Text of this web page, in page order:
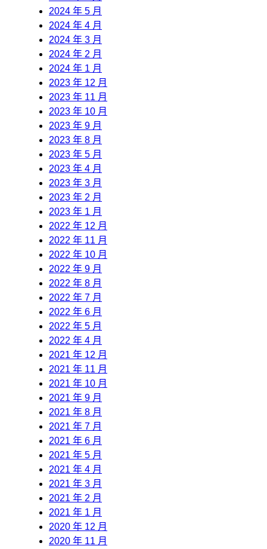
2024 年 5 月
2024 年 4 月
2024 年 3 月
2024 年 2 月
2024 年 1 月
2023 年 12 月
2023 年 11 月
2023 年 10 月
2023 年 9 月
2023 年 8 月
2023 年 5 月
2023 年 4 月
2023 年 3 月
2023 年 2 月
2023 年 1 月
2022 年 12 月
2022 年 11 月
2022 年 10 月
2022 年 9 月
2022 年 8 月
2022 年 7 月
2022 年 6 月
2022 年 5 月
2022 年 4 月
2021 年 12 月
2021 年 11 月
2021 年 10 月
2021 年 9 月
2021 年 8 月
2021 年 7 月
2021 年 6 月
2021 年 5 月
2021 年 4 月
2021 年 3 月
2021 年 2 月
2021 年 1 月
2020 年 12 月
2020 年 11 月